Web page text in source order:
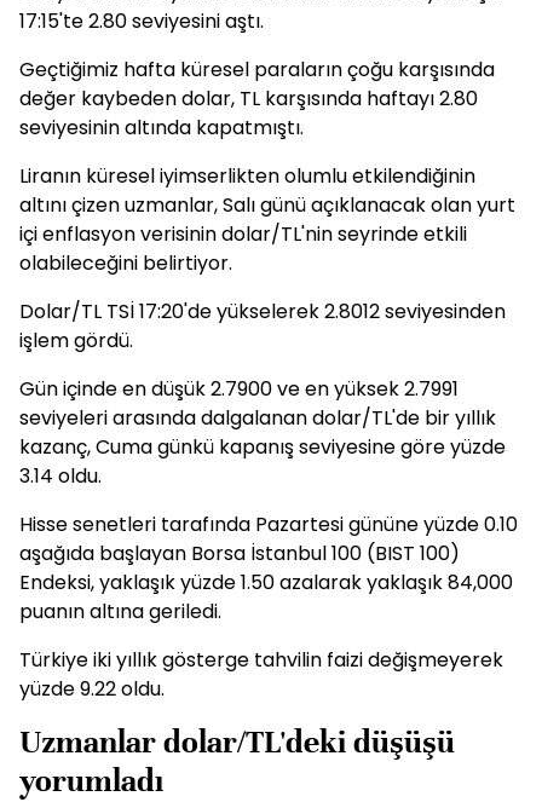
17:15'te 2.80 seviyesini aştı.
Geçtiğimiz hafta küresel paraların çoğu karşısında
değer kaybeden dolar, TL karşısında haftayı 2.80
seviyesinin altında kapatmıştı.
Liranın küresel iyimserlikten olumlu etkilendiğinin
altını çizen uzmanlar, Salı günü açıklanacak olan yurt
içi enflasyon verisinin dolar/TL'nin seyrinde etkili
olabileceğini belirtiyor.
Dolar/TL TSİ 17:20'de yükselerek 2.8012 seviyesinden
işlem gördü.
Gün içinde en düşük 2.7900 ve en yüksek 2.7991
seviyeleri arasında dalgalanan dolar/TL'de bir yıllık
kazanç, Cuma günkü kapanış seviyesine göre yüzde
3.14 oldu.
Hisse senetleri tarafında Pazartesi gününe yüzde 0.10
aşağıda başlayan Borsa İstanbul 100 (BIST 100)
Endeksi, yaklaşık yüzde 1.50 azalarak yaklaşık 84,000
puanın altına geriledi.
Türkiye iki yıllık gösterge tahvilin faizi değişmeyerek
yüzde 9.22 oldu.
Uzmanlar dolar/TL'deki düşüşü
yorumladı